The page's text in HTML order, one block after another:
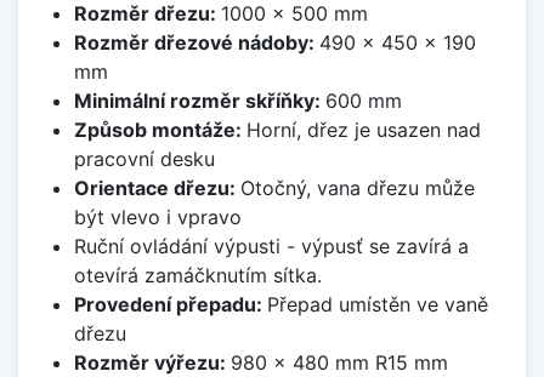
Rozměr dřezu: 1000 x 500 mm
Rozměr dřezové nádoby: 490 x 450 x 190
mm
Minimální rozměr skříňky: 600 mm
Způsob montáže: Horní, dřez je usazen nad
pracovní desku
Orientace dřezu: Otočný, vana dřezu může
být vlevo i vpravo
Ruční ovládání výpusti - výpusť se zavírá a
otevírá zamáčknutím sítka.
Provedení přepadu: Přepad umístěn ve vaně
dřezu
Rozměr výřezu: 980 x 480 mm R15 mm